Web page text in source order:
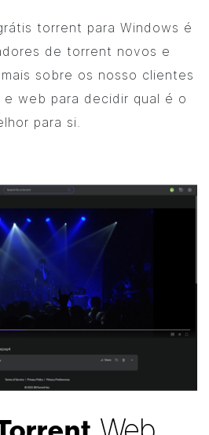
torrent para Windows é
de torrent novos e
sobre os nosso clientes
web para decidir qual é o
para si.